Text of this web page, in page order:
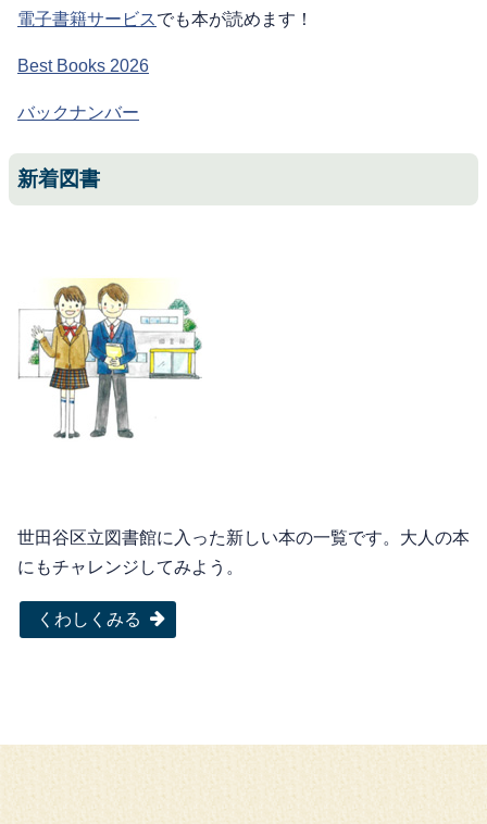
電子書籍サービスでも本が読めます！
Best Books 2026
バックナンバー
新着図書
世田谷区立図書館に入った新しい本の一覧です。大人の本
にもチャレンジしてみよう。
くわしくみる